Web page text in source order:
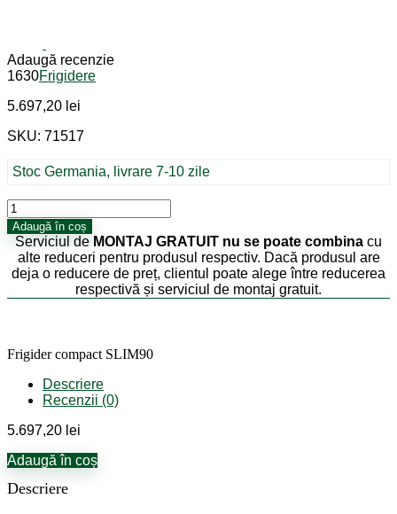
Adaugă recenzie
1630Frigidere
5.697,20 lei
SKU: 71517
Stoc Germania, livrare 7-10 zile
Cantitate
Frigider
compact
SLIM90
Adaugă în coș
Serviciul de MONTAJ GRATUIT nu se poate combina cu
alte reduceri pentru produsul respectiv. Dacă produsul are
deja o reducere de preț, clientul poate alege între reducerea
respectivă și serviciul de montaj gratuit.
Frigider compact SLIM90
Descriere
Recenzii (0)
5.697,20 lei
Adaugă în coș
Descriere